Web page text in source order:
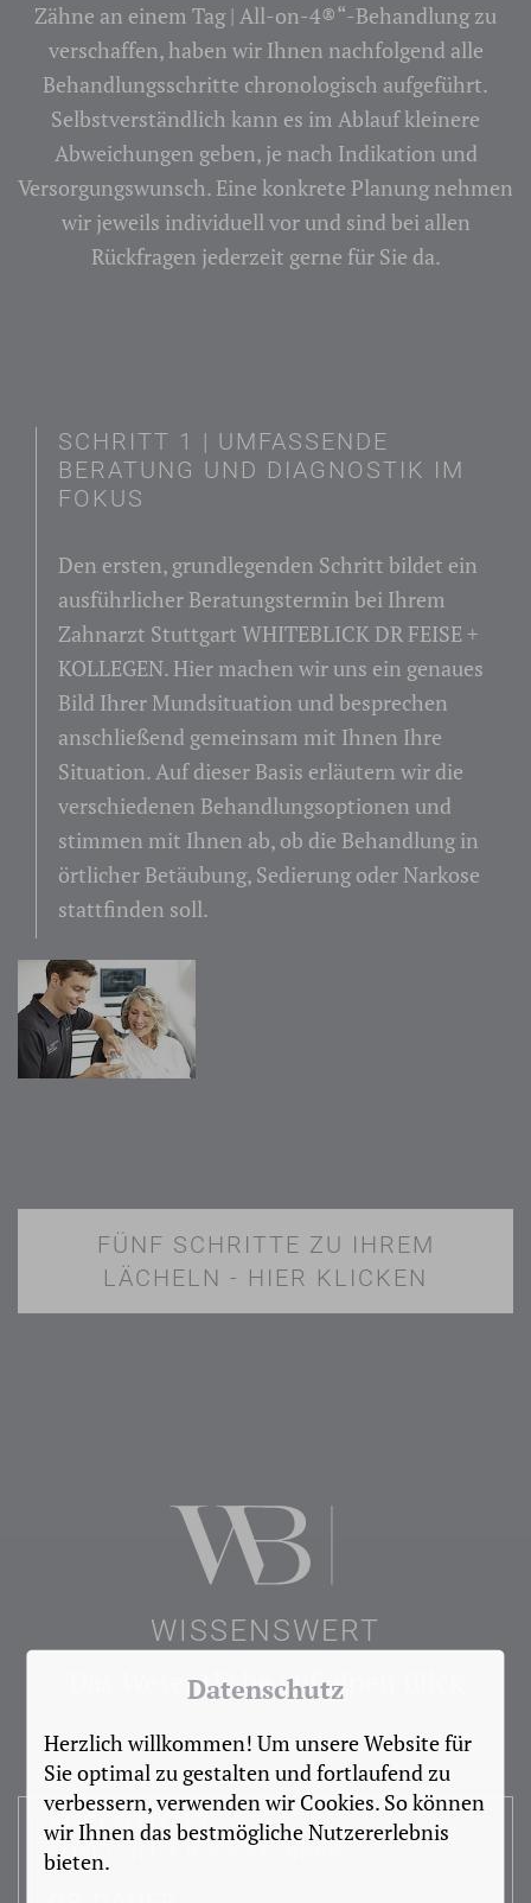
Zähne an einem Tag | All-on-4®“-Behandlung zu
verschaffen, haben wir Ihnen nachfolgend alle
Behandlungsschritte chronologisch aufgeführt.
Selbstverständlich kann es im Ablauf kleinere
Abweichungen geben, je nach Indikation und
Versorgungswunsch. Eine konkrete Planung nehmen
wir jeweils individuell vor und sind bei allen
Rückfragen jederzeit gerne für Sie da.
SCHRITT 1 | UMFASSENDE
BERATUNG UND DIAGNOSTIK IM
FOKUS
Den ersten, grundlegenden Schritt bildet ein
ausführlicher Beratungstermin bei Ihrem
Zahnarzt Stuttgart WHITEBLICK DR FEISE +
KOLLEGEN. Hier machen wir uns ein genaues
Bild Ihrer Mundsituation und besprechen
anschließend gemeinsam mit Ihnen Ihre
Situation. Auf dieser Basis erläutern wir die
verschiedenen Behandlungsoptionen und
stimmen mit Ihnen ab, ob die Behandlung in
örtlicher Betäubung, Sedierung oder Narkose
stattfinden soll.
FÜNF SCHRITTE ZU IHREM
LÄCHELN - HIER KLICKEN
WISSENSWERT
Das Wesentliche auf einen Blick
AUFENTHALT:
AMBULANT 3 BIS 5 STUNDEN
Datenschutz
Herzlich willkommen! Um unsere Website für
Sie optimal zu gestalten und fortlaufend zu
verbessern, verwenden wir Cookies. So können
wir Ihnen das bestmögliche Nutzererlebnis
bieten.